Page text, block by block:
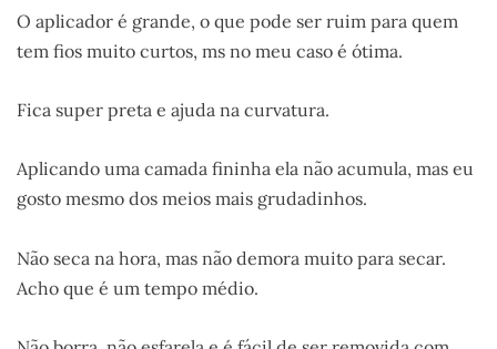
O aplicador é grande, o que pode ser ruim para quem
tem fios muito curtos, ms no meu caso é ótima.
Fica super preta e ajuda na curvatura.
Aplicando uma camada fininha ela não acumula, mas eu
gosto mesmo dos meios mais grudadinhos.
Não seca na hora, mas não demora muito para secar.
Acho que é um tempo médio.